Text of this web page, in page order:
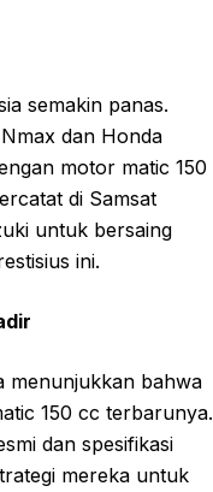
semakin panas.
dan Honda
motor matic 150
di Samsat
untuk bersaing
ini.
menunjukkan bahwa
150 cc terbarunya.
dan spesifikasi
mereka untuk